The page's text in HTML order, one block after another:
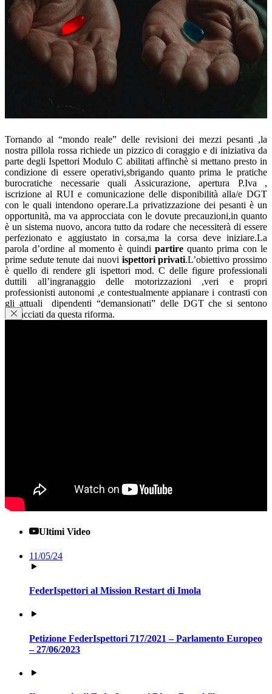
Tornando al “mondo reale” delle revisioni dei mezzi pesanti ,la
nostra pillola rossa richiede un pizzico di coraggio e di iniziativa da
parte degli Ispettori Modulo C abilitati affinchè si mettano presto in
condizione di essere operativi,sbrigando quanto prima le pratiche
burocratiche necessarie quali Assicurazione, apertura P.Iva ,
iscrizione al RUI e comunicazione delle disponibilità alla/e DGT
con le quali intendono operare.La privatizzazione dei pesanti è un
opportunità, ma va approcciata con le dovute precauzioni,in quanto
è un sistema nuovo, ancora tutto da rodare che necessiterà di essere
perfezionato e aggiustato in corsa,ma la corsa deve iniziare.La
parola d’ordine al momento è quindi partirequanto prima con le
prime sedute tenute dai nuovi ispettori privati.L’obiettivo prossimo
è quello di rendere gli ispettori mod. C delle figure professionali
duttili all’ingranaggio delle motorizzazioni ,veri e propri
professionisti autonomi ,e contestualmente appianare i contrasti con
gli attuali dipendenti “demansionati” delle DGT che si sentono
minacciati da questa riforma.
Ultimi Video
11/05/24
FederIspettori al Mission Restart di Imola
Petizione FederIspettori 717/2021 – Parlamento Europeo
– 27/06/2023